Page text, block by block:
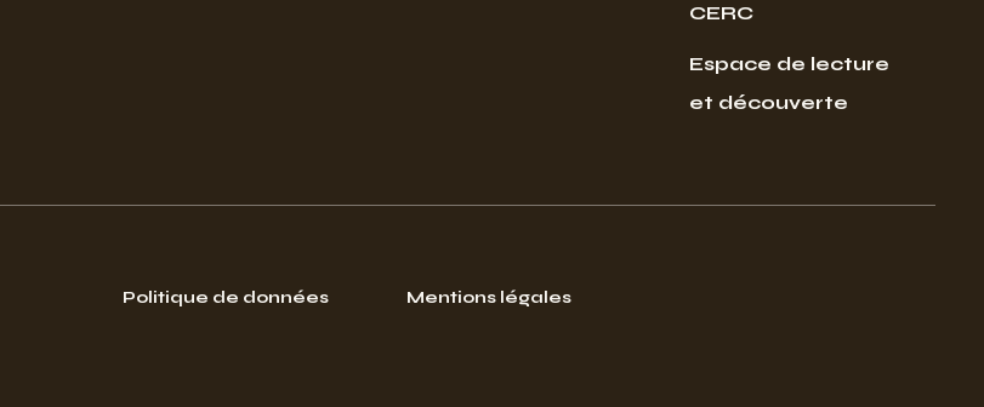
CERC
Espace de lecture
et découverte
Politique de données Mentions légales